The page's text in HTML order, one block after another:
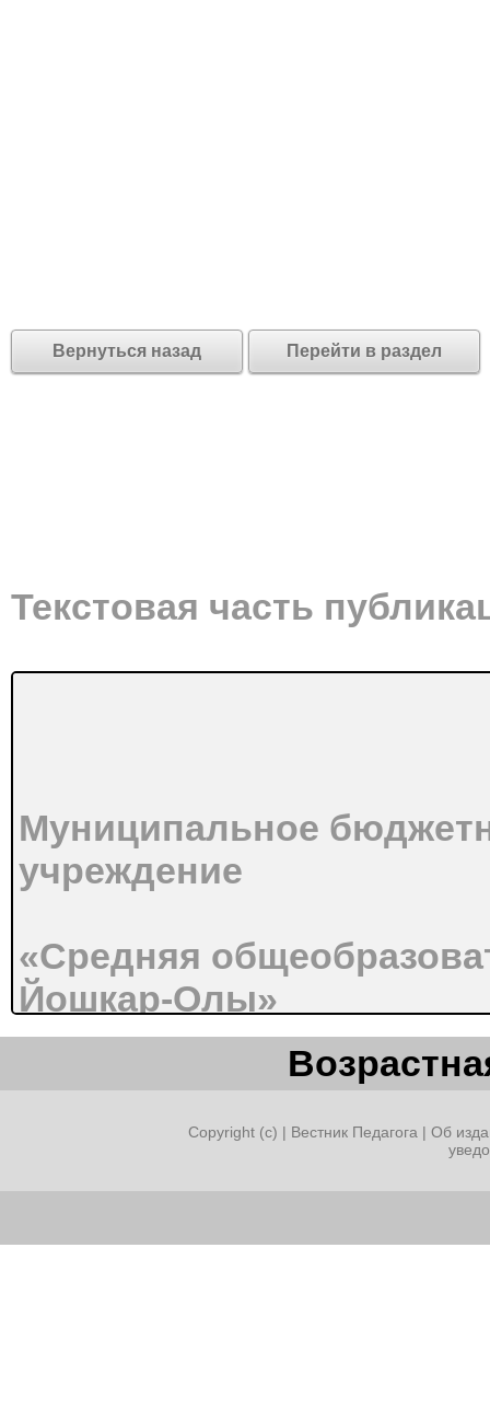
Вернуться назад Перейти в раздел
Текстовая часть
Муниципальное
учреждение
«Средняя
Йошкар-Олы»
Программа
заседании
утверждена
Copyright (c) | Вестник Педагога | Об